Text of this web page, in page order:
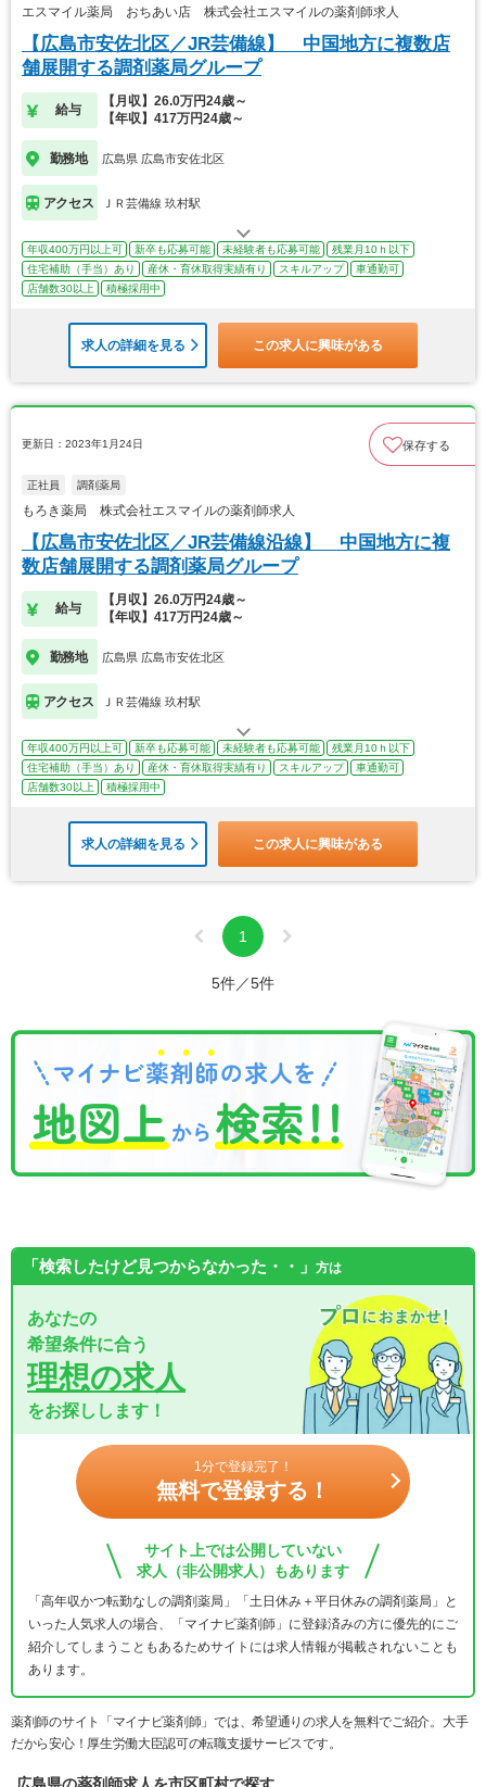
エスマイル薬局 おちあい店 株式会社エスマイルの薬剤師求人
【広島市安佐北区／JR芸備線】 中国地方に複数店
舗展開する調剤薬局グループ
給与
【月収】26.0万円24歳～
【年収】417万円24歳～
勤務地 広島県 広島市安佐北区
アクセス ＪＲ芸備線 玖村駅
年収400万円以上可 新卒も応募可能 未経験者も応募可能
残業月10ｈ以下
住宅補助（手当）あり
産休・育休取得実績有り スキルアップ
車通勤可
店舗数30以上
積極採用中
求人の詳細を見る この求人に興味がある
更新日：2023年1月24日 保存する
正社員 調剤薬局
もろき薬局 株式会社エスマイルの薬剤師求人
【広島市安佐北区／JR芸備線沿線】 中国地方に複
数店舗展開する調剤薬局グループ
給与
【月収】26.0万円24歳～
【年収】417万円24歳～
勤務地 広島県 広島市安佐北区
アクセス ＪＲ芸備線 玖村駅
年収400万円以上可 新卒も応募可能 未経験者も応募可能
残業月10ｈ以下
住宅補助（手当）あり
産休・育休取得実績有り スキルアップ
車通勤可
店舗数30以上
積極採用中
求人の詳細を見る この求人に興味がある
1
5件／5件
「検索したけど見つからなかった・・」 方は
あなたの
希望条件に合う
理想の求人
をお探しします！
1分で登録完了！
無料で登録する！
サイト上では公開していない
求人（非公開求人）もあります
「高年収かつ転勤なしの調剤薬局」「土日休み＋平日休みの調剤薬局」と
いった人気求人の場合、「マイナビ薬剤師」に登録済みの方に優先的にご
紹介してしまうこともあるためサイトには求人情報が掲載されないことも
あります。
薬剤師のサイト「マイナビ薬剤師」では、希望通りの求人を無料でご紹介。大手
だから安心！厚生労働大臣認可の転職支援サービスです。
広島県の薬剤師求人を市区町村で探す